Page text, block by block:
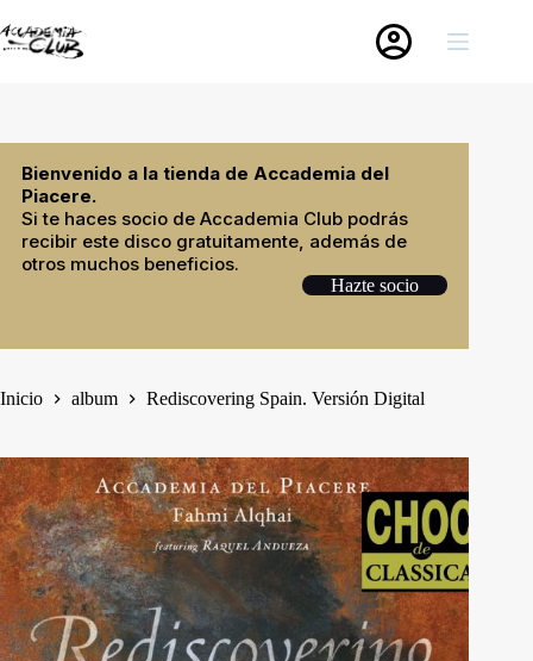
al
contenido
Bienvenido a la tienda de Accademia del
Piacere.
Si te haces socio de Accademia Club podrás
recibir este disco gratuitamente, además de
otros muchos beneficios.
Hazte socio
Inicio album Rediscovering Spain. Versión Digital